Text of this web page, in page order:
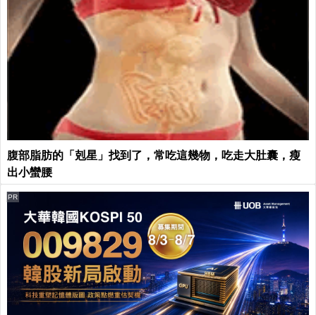
腹部脂肪的「剋星」找到了，常吃這幾物，吃走大肚囊，瘦
出小蠻腰
PR